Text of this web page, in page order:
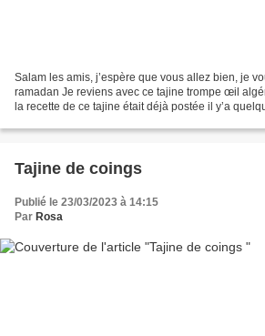
Salam les amis, j’espère que vous allez bien, je
ramadan Je reviens avec ce tajine trompe œil
la recette de ce tajine était déjà postée il y’a
Tajine de coings
Publié le 23/03/2023 à 14:15
Par Rosa